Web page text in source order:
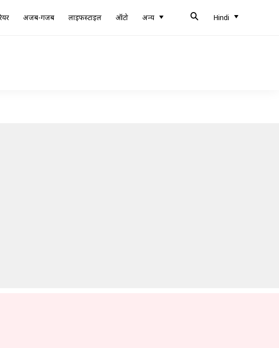
अजब-गजब लाइफस्टाइल ऑटो अन्य Hindi